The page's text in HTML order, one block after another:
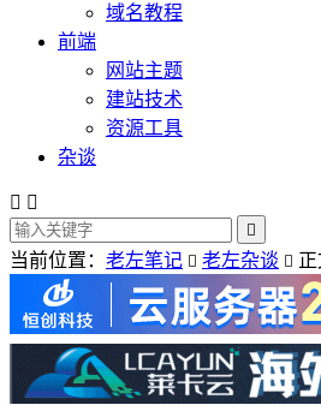
域名教程
前端
网站主题
建站技术
资源工具
杂谈
 

当前位置： 老左笔记  老左杂谈 